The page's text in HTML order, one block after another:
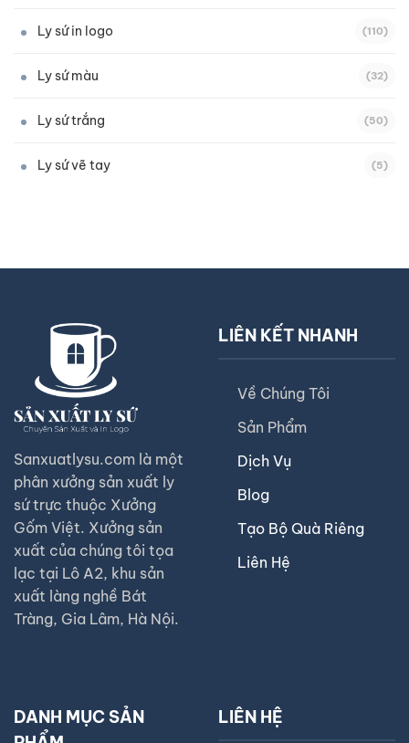
Ly sứ in logo (110)
Ly sứ màu (32)
Ly sứ trắng (50)
Ly sứ vẽ tay (5)
Sanxuatlysu.com là một
phân xưởng sản xuất ly
sứ trực thuộc Xưởng
Gốm Việt. Xưởng sản
xuất của chúng tôi tọa
lạc tại Lô A2, khu sản
xuất làng nghề Bát
Tràng, Gia Lâm, Hà Nội.
LIÊN KẾT NHANH
Về Chúng Tôi
Sản Phẩm
Dịch Vụ
Blog
Tạo Bộ Quà Riêng
Liên Hệ
DANH MỤC SẢN
LIÊN HỆ